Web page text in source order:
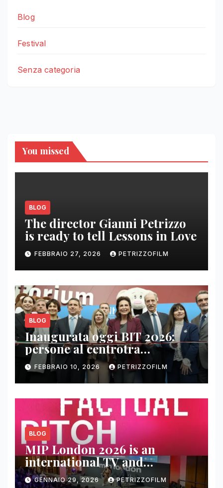
Blog
Festival
Senza categoria
You missed
BLOG
The director Gianni Petrizzo
is ready to tell Lessons in Love
FEBBRAIO 27, 2026 PETRIZZOFILM
BLOG
Inaugurata oggi BIT 2026:
persone al centrotra
contenuti, relazioni e business
FEBBRAIO 10, 2026 PETRIZZOFILM
BLOG
MIP London 2026 is an
international TV and
streaming content market
GENNAIO 29, 2026 PETRIZZOFILM